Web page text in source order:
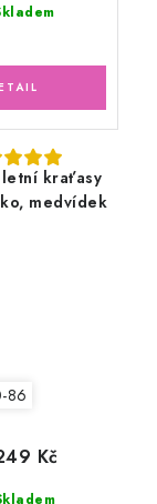
kraťasy
medvídek
86
Kč